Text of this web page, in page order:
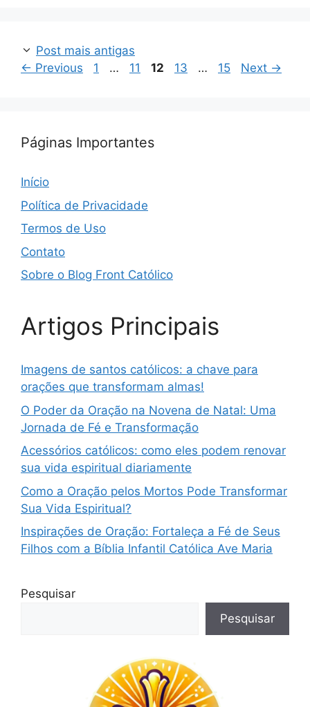
Post mais antigas
← Previous Page
1 … Page
11 Page
12 Page
13 … Page
15 Next →
Páginas Importantes
Início
Política de Privacidade
Termos de Uso
Contato
Sobre o Blog Front Católico
Artigos Principais
Imagens de santos católicos: a chave para
orações que transformam almas!
O Poder da Oração na Novena de Natal: Uma
Jornada de Fé e Transformação
Acessórios católicos: como eles podem renovar
sua vida espiritual diariamente
Como a Oração pelos Mortos Pode Transformar
Sua Vida Espiritual?
Inspirações de Oração: Fortaleça a Fé de Seus
Filhos com a Bíblia Infantil Católica Ave Maria
Pesquisar
Pesquisar